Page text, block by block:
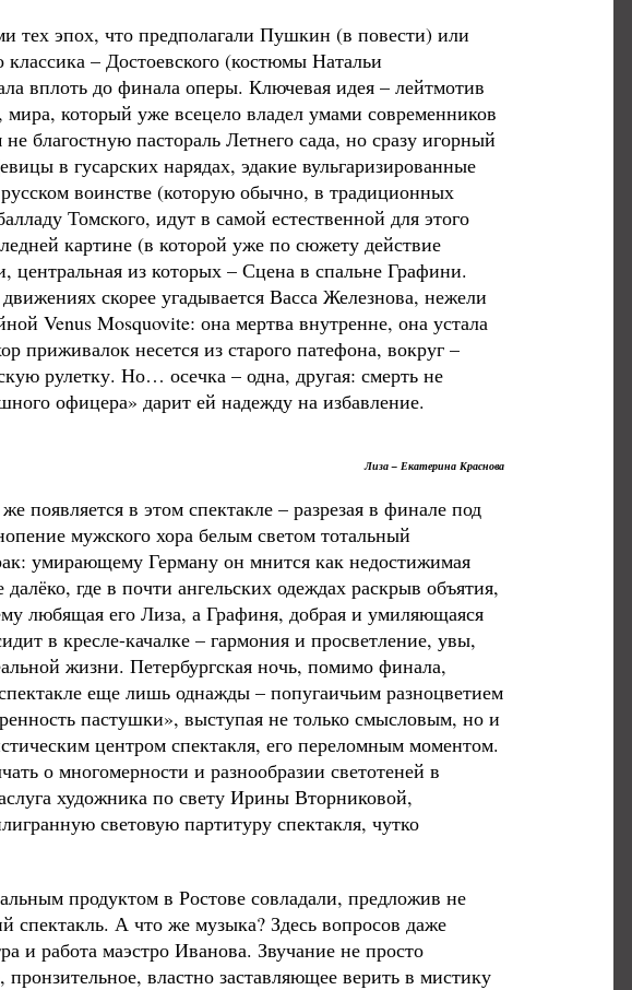
тех эпох, что предполагали Пушкин (в повести) или
– Достоевского (костюмы Натальи
вплоть до финала оперы. Ключевая идея – лейтмотив
который уже всецело владел умами современников
благостную пастораль Летнего сада, но сразу игорный
в гусарских нарядах, эдакие вульгаризированные
воинстве (которую обычно, в традиционных
Томского, идут в самой естественной для этого
картине (в которой уже по сюжету действие
из которых – Сцена в спальне Графини.
скорее угадывается Васса Железнова, нежели
Venus Mosquovite: она мертва внутренне, она устала
приживалок несется из старого патефона, вокруг –
рулетку. Но… осечка – одна, другая: смерть не
офицера» дарит ей надежду на избавление.
Лиза – Екатерина Краснова
появляется в этом спектакле – разрезая в финале под
мужского хора белым светом тотальный
умирающему Герману он мнится как недостижимая
далёко, где в почти ангельских одеждах раскрыв объятия,
любящая его Лиза, а Графиня, добрая и умиляющаяся
в кресле-качалке – гармония и просветление, увы,
жизни. Петербургская ночь, помимо финала,
еще лишь однажды – попугаичьим разноцветием
пастушки», выступая не только смысловым, но и
центром спектакля, его переломным моментом.
о многомерности и разнообразии светотеней в
художника по свету Ирины Вторниковой,
световую партитуру спектакля, чутко
продуктом в Ростове совладали, предложив не
А что же музыка? Здесь вопросов даже
и работа маэстро Иванова. Звучание не просто
властно заставляющее верить в мистику